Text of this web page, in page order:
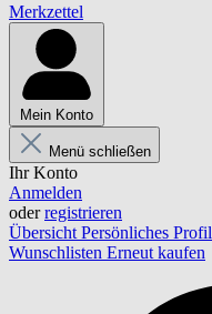
Merkzettel
Mein Konto
Menü schließen
Ihr Konto
Anmelden
oderregistrieren
Übersicht Persönliches Profil
Wunschlisten Erneut kaufen